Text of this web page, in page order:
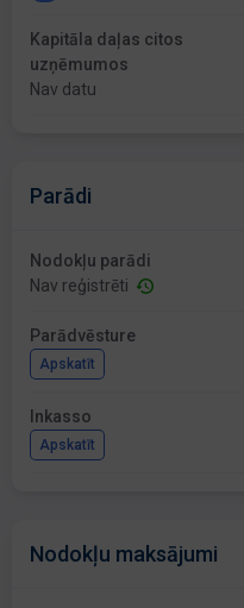
Kapitāla daļas citos
uzņēmumos
Nav datu
Parādi
Nodokļu parādi
Nav reģistrēti
Parādvēsture
Apskatīt
Inkasso
Apskatīt
Nodokļu maksājumi